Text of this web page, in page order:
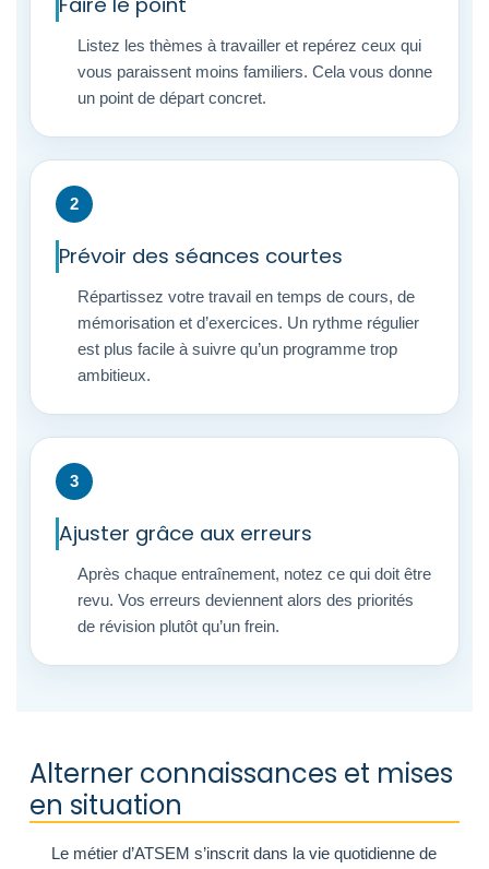
Listez les thèmes à travailler et repérez ceux qui
vous paraissent moins familiers. Cela vous donne
un point de départ concret.
2
Prévoir des séances courtes
Répartissez votre travail en temps de cours, de
mémorisation et d’exercices. Un rythme régulier
est plus facile à suivre qu’un programme trop
ambitieux.
3
Ajuster grâce aux erreurs
Après chaque entraînement, notez ce qui doit être
revu. Vos erreurs deviennent alors des priorités
de révision plutôt qu’un frein.
Alterner connaissances et mises
en situation
Le métier d’ATSEM s’inscrit dans la vie quotidienne de